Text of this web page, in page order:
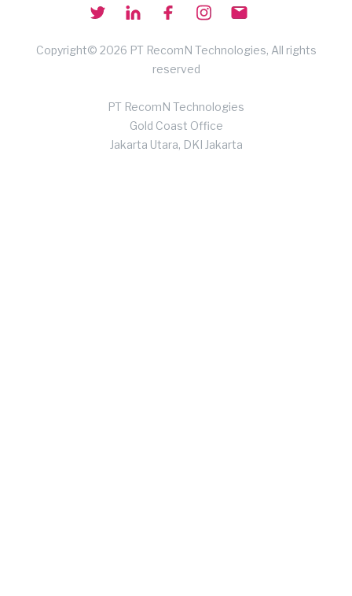
Copyright© 2026 PT RecomN Technologies, All rights
reserved
PT RecomN Technologies
Gold Coast Office
Jakarta Utara, DKI Jakarta